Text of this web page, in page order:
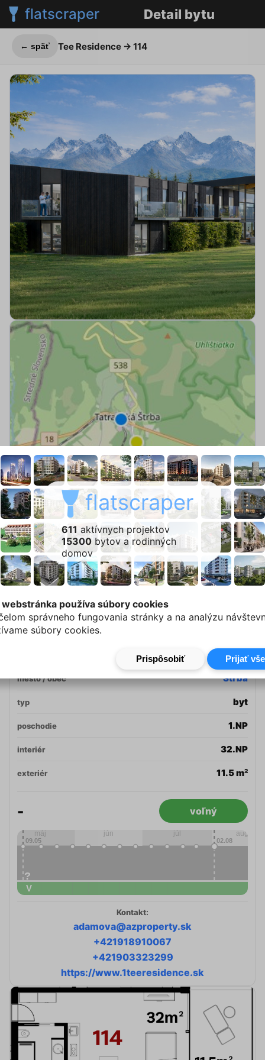
flatscraper Detail bytu
← späť Tee Residence → 114
Oficiálna stránka bytu
byt
budova
Tee Residence
mesto / obec Štrba
typ byt
poschodie 1.NP
interiér 32.NP
exteriér 11.5 m²
- voľný
Kontakt:
adamova@azproperty.sk
+421918910067
+421903323299
https://www.1teeresidence.sk
flatscraper
611 aktívnych projektov
15300bytov a rodinných
domov
webstránka používa súbory cookies
správneho fungovania stránky a na analýzu
súbory cookies.